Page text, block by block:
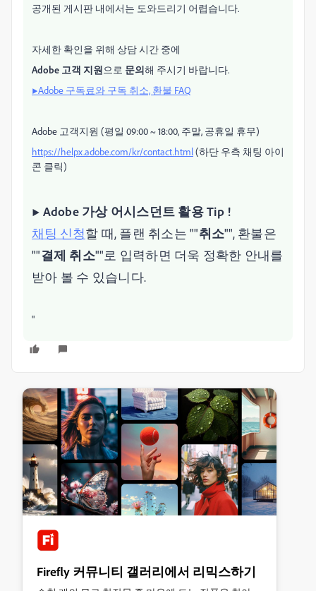
공개된 게시판 내에서는 도와드리기 어렵습니다.
자세한 확인을 위해 상담 시간 중에
Adobe 고객 지원으로 문의해 주시기 바랍니다.
▶Adobe 구독료와 구독 취소, 환불 FAQ
Adobe 고객지원 (평일 09:00 ~ 18:00, 주말, 공휴일 휴무)
https://helpx.adobe.com/kr/contact.html(하단 우측 채팅 아이
콘 클릭)
▶ Adobe 가상 어시스던트 활용 Tip !
채팅 신청할 때, 플랜 취소는 ""취소"", 환불은
""결제 취소""로 입력하면 더욱 정확한 안내를
받아 볼 수 있습니다.
"
Firefly 커뮤니티 갤러리에서 리믹스하기